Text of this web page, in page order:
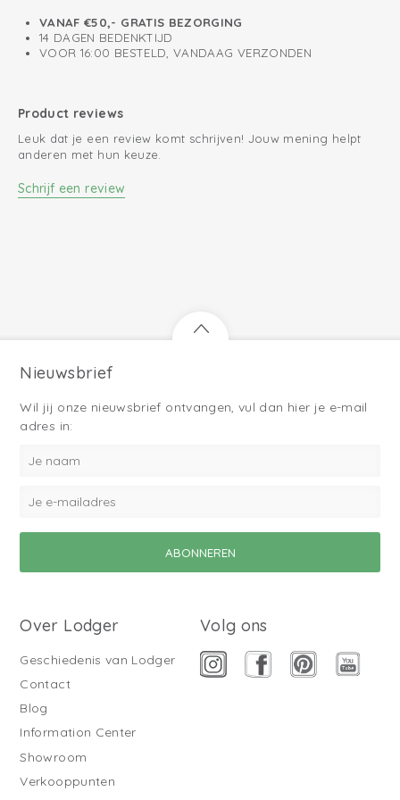
VANAF €50,- GRATIS BEZORGING
14 DAGEN BEDENKTIJD
VOOR 16:00 BESTELD, VANDAAG VERZONDEN
Product reviews
Leuk dat je een review komt schrijven! Jouw mening helpt
anderen met hun keuze.
Schrijf een review
Nieuwsbrief
Wil jij onze nieuwsbrief ontvangen, vul dan hier je e-mail
adres in:
Over Lodger
Geschiedenis van Lodger
Contact
Blog
Information Center
Showroom
Verkooppunten
Volg ons